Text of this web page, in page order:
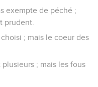
exempte de péché ;
prudent.
; mais le coeur des
; mais les fous